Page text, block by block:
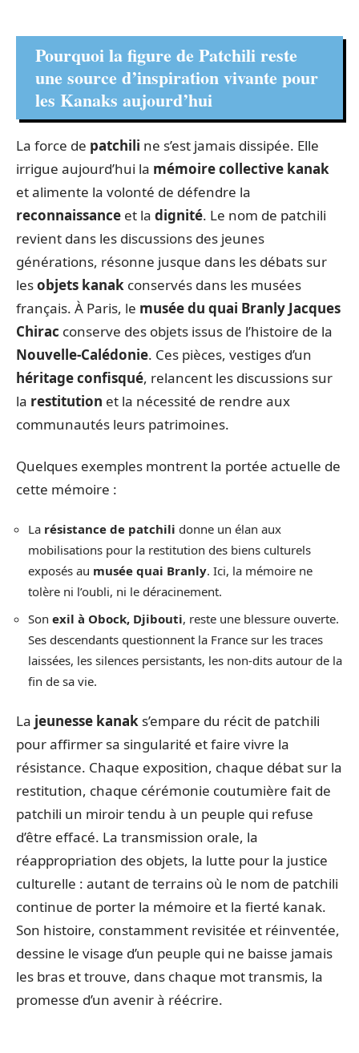
Pourquoi la figure de Patchili reste
une source d’inspiration vivante pour
les Kanaks aujourd’hui
La force de patchili ne s’est jamais dissipée. Elle
irrigue aujourd’hui la mémoire collective kanak
et alimente la volonté de défendre la
reconnaissance et la dignité. Le nom de patchili
revient dans les discussions des jeunes
générations, résonne jusque dans les débats sur
lesobjets kanak conservés dans les musées
français. À Paris, le musée du quai Branly Jacques
Chirac conserve des objets issus de l’histoire de la
Nouvelle-Calédonie. Ces pièces, vestiges d’un
héritage confisqué, relancent les discussions sur
la restitution et la nécessité de rendre aux
communautés leurs patrimoines.
Quelques exemples montrent la portée actuelle de
cette mémoire :
La résistance de patchili donne un élan aux
mobilisations pour la restitution des biens culturels
exposés au musée quai Branly. Ici, la mémoire ne
tolère ni l’oubli, ni le déracinement.
Son exil à Obock, Djibouti, reste une blessure ouverte.
Ses descendants questionnent la France sur les traces
laissées, les silences persistants, les non-dits autour de la
fin de sa vie.
La jeunesse kanak s’empare du récit de patchili
pour affirmer sa singularité et faire vivre la
résistance. Chaque exposition, chaque débat sur la
restitution, chaque cérémonie coutumière fait de
patchili un miroir tendu à un peuple qui refuse
d’être effacé. La transmission orale, la
réappropriation des objets, la lutte pour la justice
culturelle : autant de terrains où le nom de patchili
continue de porter la mémoire et la fierté kanak.
Son histoire, constamment revisitée et réinventée,
dessine le visage d’un peuple qui ne baisse jamais
les bras et trouve, dans chaque mot transmis, la
promesse d’un avenir à réécrire.